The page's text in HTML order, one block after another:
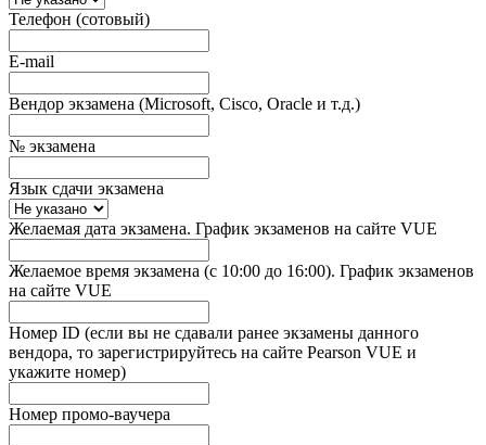
Телефон (сотовый)
E-mail
Вендор экзамена (Microsoft, Cisco, Oracle и т.д.)
№ экзамена
Язык сдачи экзамена
Желаемая дата экзамена. График экзаменов на сайте VUE
Желаемое время экзамена (с 10:00 до 16:00). График экзаменов
на сайте VUE
Номер ID (если вы не сдавали ранее экзамены данного
вендора, то зарегистрируйтесь на сайте Pearson VUE и
укажите номер)
Номер промо-ваучера